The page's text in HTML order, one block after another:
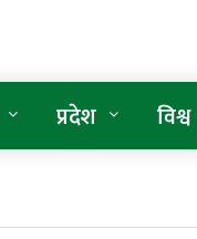
प्रदेश विश्व